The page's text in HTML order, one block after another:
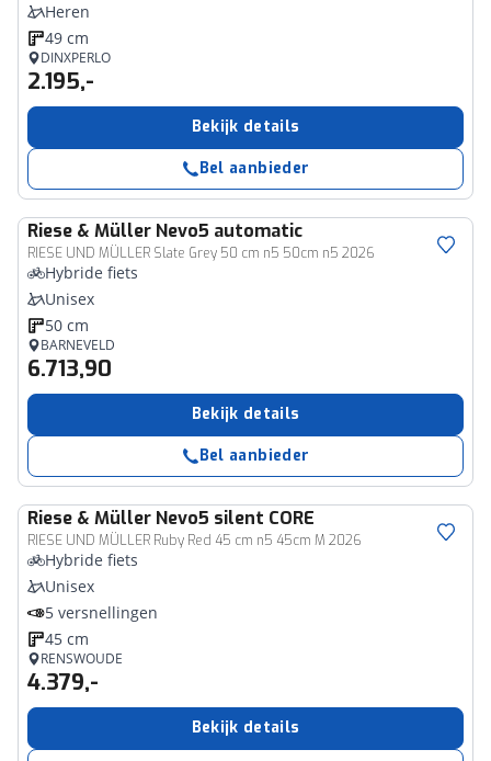
Heren
49 cm
DINXPERLO
2.195,-
Bekijk details
Bel aanbieder
Riese & Müller Nevo5 automatic
RIESE UND MÜLLER Slate Grey 50 cm n5 50cm n5 2026
Hybride fiets
Unisex
50 cm
BARNEVELD
6.713,90
Bekijk details
Bel aanbieder
Riese & Müller Nevo5 silent CORE
RIESE UND MÜLLER Ruby Red 45 cm n5 45cm M 2026
Hybride fiets
Unisex
5 versnellingen
45 cm
RENSWOUDE
4.379,-
Bekijk details